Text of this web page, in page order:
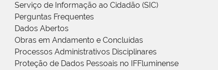
Serviço de Informação ao Cidadão (SIC)
Perguntas Frequentes
Dados Abertos
Obras em Andamento e Concluídas
Processos Administrativos Disciplinares
Proteção de Dados Pessoais no IFFluminense